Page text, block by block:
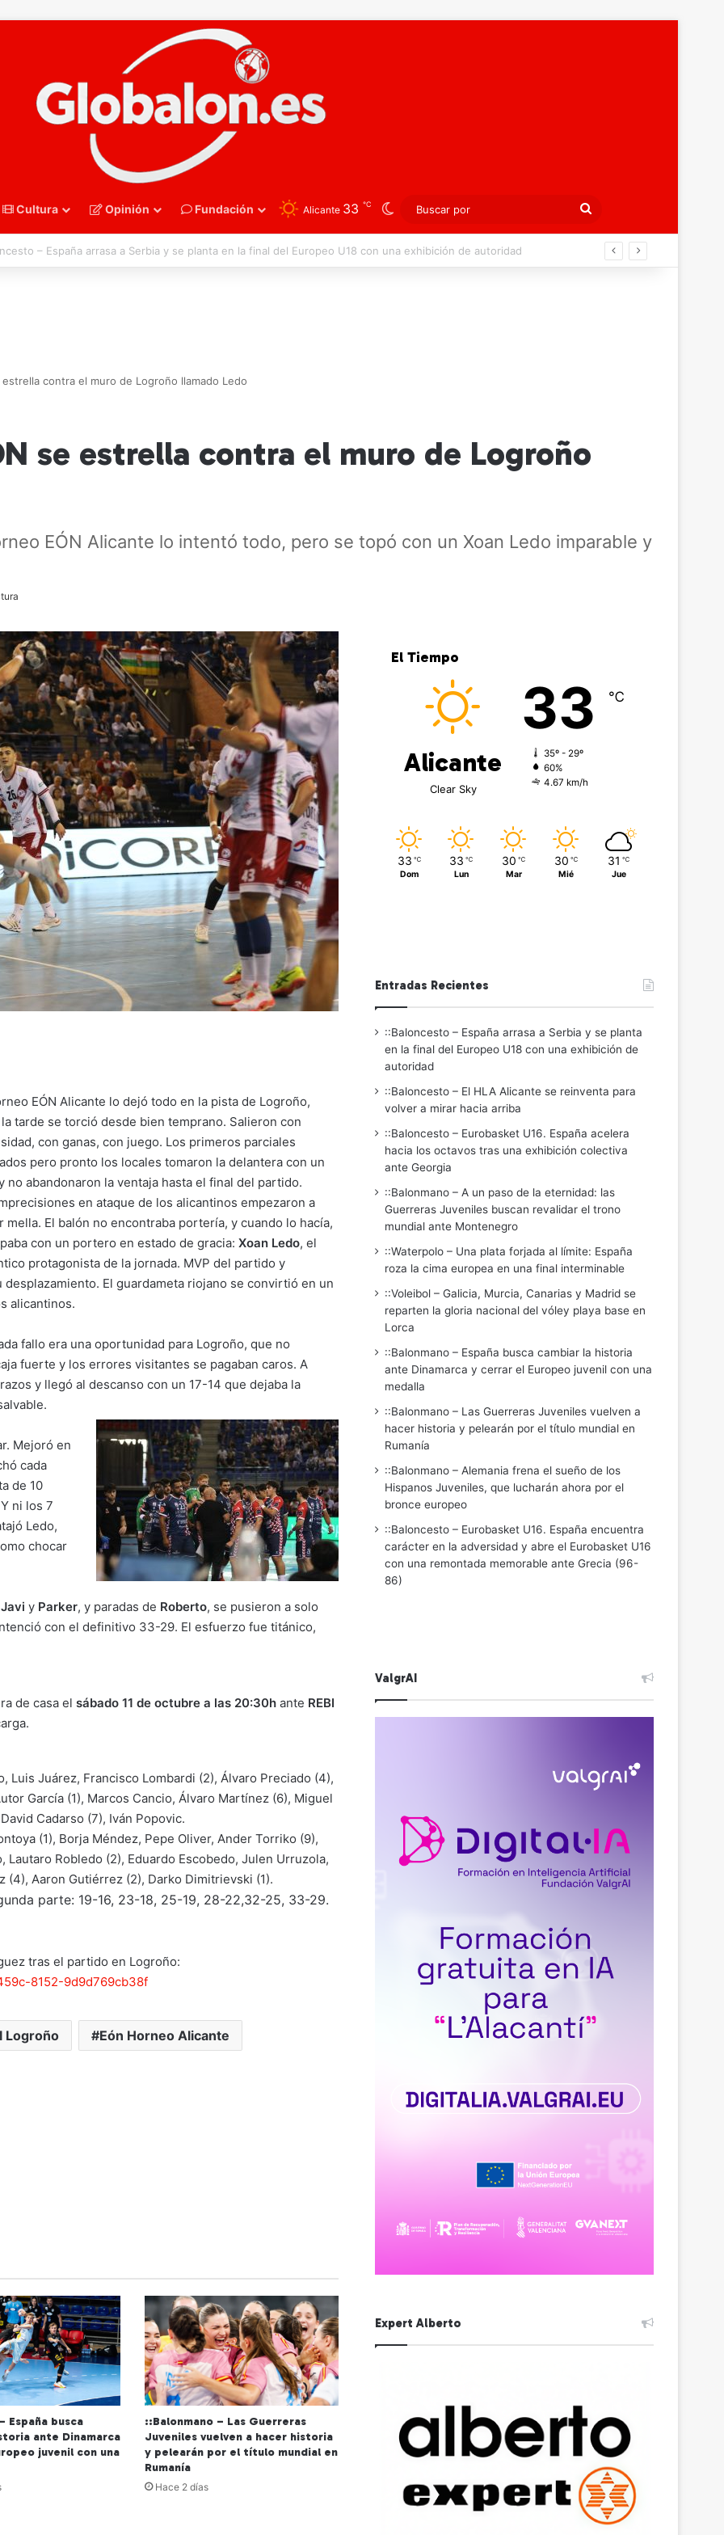
Cultura Opinión Fundación Alicante 33 ℃ Switch skin
Buscar
por
– Eurobasket U16. España acelera hacia los octavos tras una exhibición colectiva ante Georgia
estrella contra el muro de Logroño llamado Ledo
se estrella contra el muro de Logroño
EÓN Alicante lo intentó todo, pero se topó con un Xoan Ledo imparable y
EÓN Alicante lo dejó todo en la pista de Logroño,
tarde se torció desde bien temprano. Salieron con
con ganas, con juego. Los primeros parciales
pero pronto los locales tomaron la delantera con un
no abandonaron la ventaja hasta el final del partido.
en ataque de los alicantinos empezaron a
mella. El balón no encontraba portería, y cuando lo hacía,
con un portero en estado de gracia:Xoan Ledo, el
protagonista de la jornada. MVP del partido y
El guardameta riojano se convirtió en un
alicantinos.
fallo era una oportunidad para Logroño, que no
fuerte y los errores visitantes se pagaban caros. A
y llegó al descanso con un 17-14 que dejaba la
Mejoró en
cada
de 10
ni los 7
Ledo,
chocar
Javi y Parker, y paradas de Roberto, se pusieron a solo
con el definitivo 33-29. El esfuerzo fue titánico,
de casa el sábado 11 de octubre a las 20:30h ante REBI
Luis Juárez, Francisco Lombardi (2), Álvaro Preciado (4),
García (1), Marcos Cancio, Álvaro Martínez (6), Miguel
Cadarso (7), Iván Popovic.
(1), Borja Méndez, Pepe Oliver, Ander Torriko (9),
Robledo (2), Eduardo Escobedo, Julen Urruzola,
Aaron Gutiérrez (2), Darko Dimitrievski (1).
parte: 19-16, 23-18, 25-19, 28-22,32-25, 33-29.
tras el partido en Logroño:
8152-9d9d769cb38f
Logroño Eón Horneo Alicante
España busca
ante Dinamarca
juvenil con una
::Balonmano – Las Guerreras
Juveniles vuelven a hacer historia
y pelearán por el título mundial en
Rumanía
Hace 2 días
El Tiempo
Alicante
Clear Sky
33 ℃
35º - 29º
60%
4.67 km/h
33 ℃
Dom
33 ℃
Lun
30 ℃
Mar
30 ℃
Mié
31 ℃
Jue
Entradas Recientes
::Baloncesto – España arrasa a Serbia y se planta
en la final del Europeo U18 con una exhibición de
autoridad
::Baloncesto – El HLA Alicante se reinventa para
volver a mirar hacia arriba
::Baloncesto – Eurobasket U16. España acelera
hacia los octavos tras una exhibición colectiva
ante Georgia
::Balonmano – A un paso de la eternidad: las
Guerreras Juveniles buscan revalidar el trono
mundial ante Montenegro
::Waterpolo – Una plata forjada al límite: España
roza la cima europea en una final interminable
::Voleibol – Galicia, Murcia, Canarias y Madrid se
reparten la gloria nacional del vóley playa base en
Lorca
::Balonmano – España busca cambiar la historia
ante Dinamarca y cerrar el Europeo juvenil con una
medalla
::Balonmano – Las Guerreras Juveniles vuelven a
hacer historia y pelearán por el título mundial en
Rumanía
::Balonmano – Alemania frena el sueño de los
Hispanos Juveniles, que lucharán ahora por el
bronce europeo
::Baloncesto – Eurobasket U16. España encuentra
carácter en la adversidad y abre el Eurobasket U16
con una remontada memorable ante Grecia (96-
86)
ValgrAI
Expert Alberto